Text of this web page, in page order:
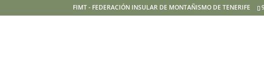
FIMT - FEDERACIÓN INSULAR DE MONTAÑISMO DE TENERIFE